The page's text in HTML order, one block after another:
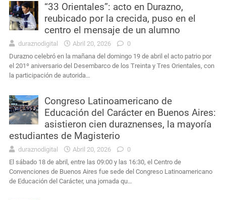
“33 Orientales”: acto en Durazno,
reubicado por la crecida, puso en el
centro el mensaje de un alumno
duraznodigital Abril 20, 2026
0
Durazno celebró en la mañana del domingo 19 de abril el acto patrio por
el 201º aniversario del Desembarco de los Treinta y Tres Orientales, con
la participación de autorida…
Congreso Latinoamericano de
Educación del Carácter en Buenos Aires:
asistieron cien duraznenses, la mayoría
estudiantes de Magisterio
duraznodigital Abril 20, 2026
0
El sábado 18 de abril, entre las 09:00 y las 16:30, el Centro de
Convenciones de Buenos Aires fue sede del Congreso Latinoamericano
de Educación del Carácter, una jornada qu…